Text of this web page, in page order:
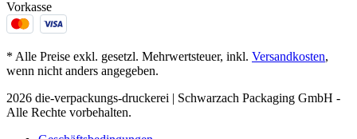
Vorkasse
* Alle Preise exkl. gesetzl. Mehrwertsteuer, inkl. Versandkosten,
wenn nicht anders angegeben.
2026 die-verpackungs-druckerei | Schwarzach Packaging GmbH -
Alle Rechte vorbehalten.